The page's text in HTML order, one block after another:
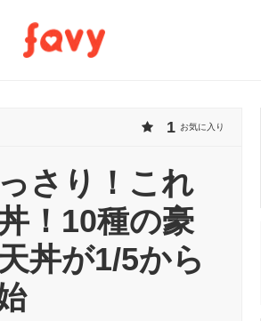
1 お気に入り
さり！これ
！10種の豪
丼が1/5から